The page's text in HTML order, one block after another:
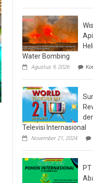
Water Bombing
Agustus 9, 2026
Televisi Internasional
November 21, 2024